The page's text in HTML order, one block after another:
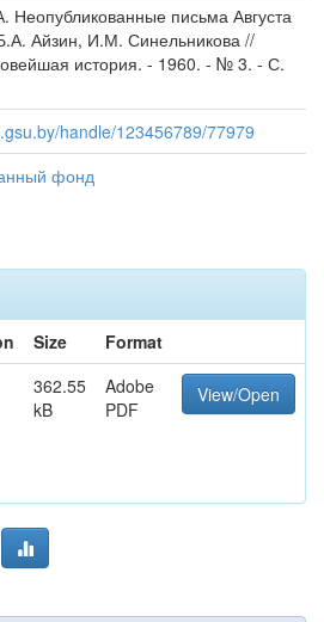
Неопубликованные письма Августа
Айзин, И.М. Синельникова //
история. - 1960. - № 3. - С.
handle/123456789/77979
фонд
Size
Format
362.55
kB
Adobe
PDF
View/Open